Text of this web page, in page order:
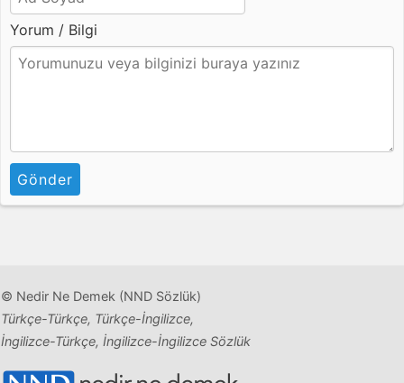
Yorum / Bilgi
Gönder
© Nedir Ne Demek (NND Sözlük)
Türkçe-Türkçe, Türkçe-İngilizce,
İngilizce-Türkçe, İngilizce-İngilizce Sözlük